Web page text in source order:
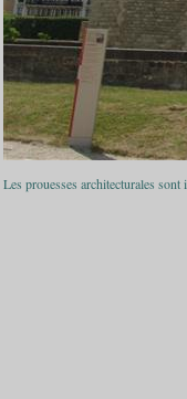
Les prouesses architecturales